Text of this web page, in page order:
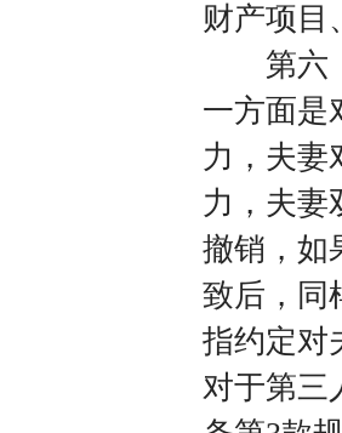
财产项目
第六，
一方面是
力，夫妻
力，夫妻
撤销，如
致后，同
指约定对
对于第三